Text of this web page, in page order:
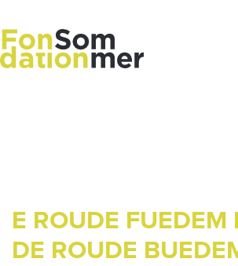
to
content
E ROUDE FUEDEM
DE ROUDE